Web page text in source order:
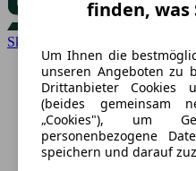
Skoda
finden, was
Um Ihnen die
unseren Angeboten zu
Drittanbieter Cookies
(beides gemeinsam
„Cookies"), um
personenbezogene
speichern und darauf